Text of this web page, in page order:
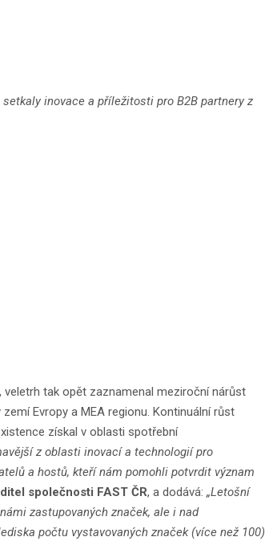
inovace a příležitosti pro B2B partnery z
tak opět zaznamenal meziroční nárůst
Evropy a MEA regionu. Kontinuální růst
získal v oblasti spotřební
z oblasti inovací a technologií pro
a hostů, kteří nám pomohli potvrdit význam
společnosti FAST ČR, a dodává: „Letošní
zastupovaných značek, ale i nad
počtu vystavovaných značek (více než 100)